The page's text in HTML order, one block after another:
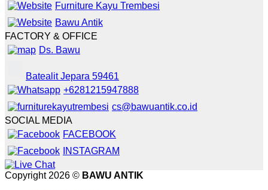
Furniture Kayu Trembesi
Bawu Antik
FACTORY & OFFICE
Ds. Bawu
Batealit Jepara 59461
+6281215947888
cs@bawuantik.co.id
SOCIAL MEDIA
FACEBOOK
INSTAGRAM
Copyright 2026 © BAWU ANTIK